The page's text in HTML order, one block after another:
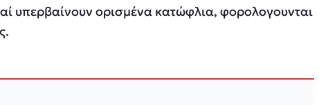
υπερβαίνουν ορισμένα κατώφλια, φορολογουνται